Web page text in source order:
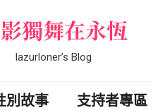
獨舞在永恆
lazurloner’s Blog
別故事 支持者專區